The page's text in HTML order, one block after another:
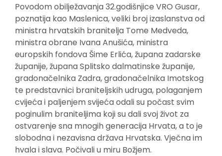
Povodom obilježavanja 32.godišnjice VRO Gusar,
poznatija kao Maslenica, veliki broj izaslanstva od
ministra hrvatskih branitelja Tome Medveda,
ministra obrane Ivana Anušića, ministra
europskih fondova Šime Erlića, župana zadarske
županije, župana Splitsko dalmatinske županije,
gradonačelnika Zadra, gradonačelnika Imotskog
te predstavnici braniteljskih udruga, polaganjem
cvijeća i paljenjem svijeća odali su počast svim
poginulim braniteljima koji su dali svoj život za
ostvarenje sna mnogih generacija Hrvata, a to je
slobodna i nezavisna država Hrvatska. Vječna im
hvala i slava. Počivali u miru Božjem.